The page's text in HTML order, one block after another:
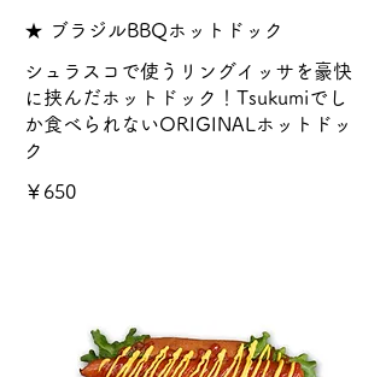
★ ブラジルBBQホットドック
シュラスコで使うリングイッサを豪快
に挟んだホットドック！Tsukumiでし
か食べられないORIGINALホットドッ
ク
￥650